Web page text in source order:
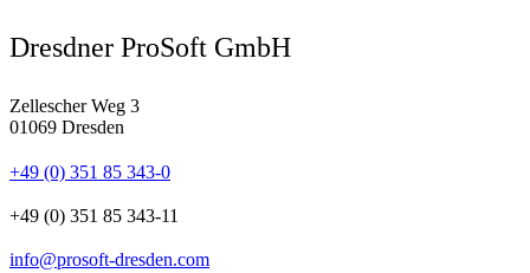
Dresdner ProSoft GmbH
Zellescher Weg 3
01069 Dresden
+49 (0) 351 85 343-0
+49 (0) 351 85 343-11
info@prosoft-dresden.com